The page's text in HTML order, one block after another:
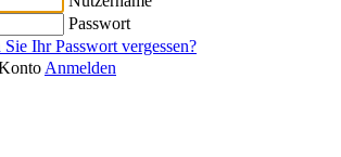
Passwort
Sie Ihr Passwort vergessen?
Anmelden